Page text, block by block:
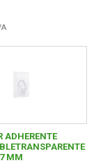
ADHERENTE
MM